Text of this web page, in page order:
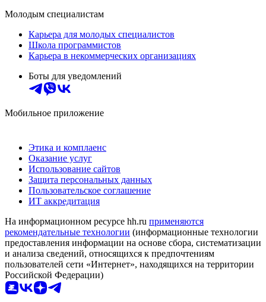
Молодым специалистам
Карьера для молодых специалистов
Школа программистов
Карьера в некоммерческих организациях
Боты для уведомлений
Мобильное приложение
Этика и комплаенс
Оказание услуг
Использование сайтов
Защита персональных данных
Пользовательское соглашение
ИТ аккредитация
На информационном ресурсе hh.ru применяются
рекомендательные технологии (информационные технологии
предоставления информации на основе сбора, систематизации
и анализа сведений, относящихся к предпочтениям
пользователей сети «Интернет», находящихся на территории
Российской Федерации)